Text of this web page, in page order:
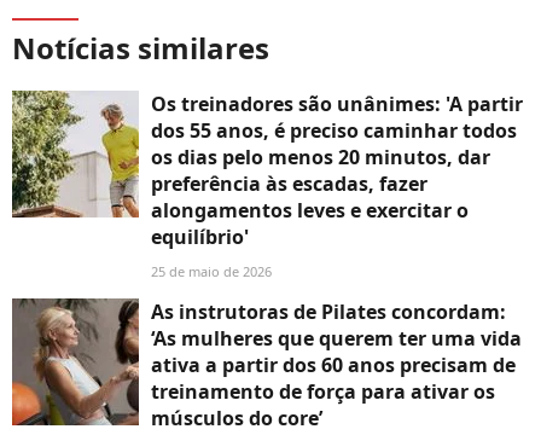
Notícias similares
Os treinadores são unânimes: 'A partir
dos 55 anos, é preciso caminhar todos
os dias pelo menos 20 minutos, dar
preferência às escadas, fazer
alongamentos leves e exercitar o
equilíbrio'
25 de maio de 2026
As instrutoras de Pilates concordam:
‘As mulheres que querem ter uma vida
ativa a partir dos 60 anos precisam de
treinamento de força para ativar os
músculos do core’